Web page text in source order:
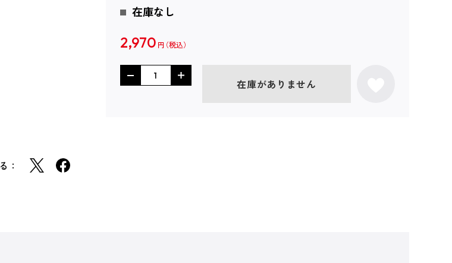
：
在庫なし
2,970 円
在庫がありません